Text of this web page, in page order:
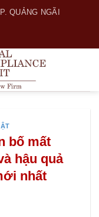
QUẢNG NGÃI
bố mất
hậu quả
nhất